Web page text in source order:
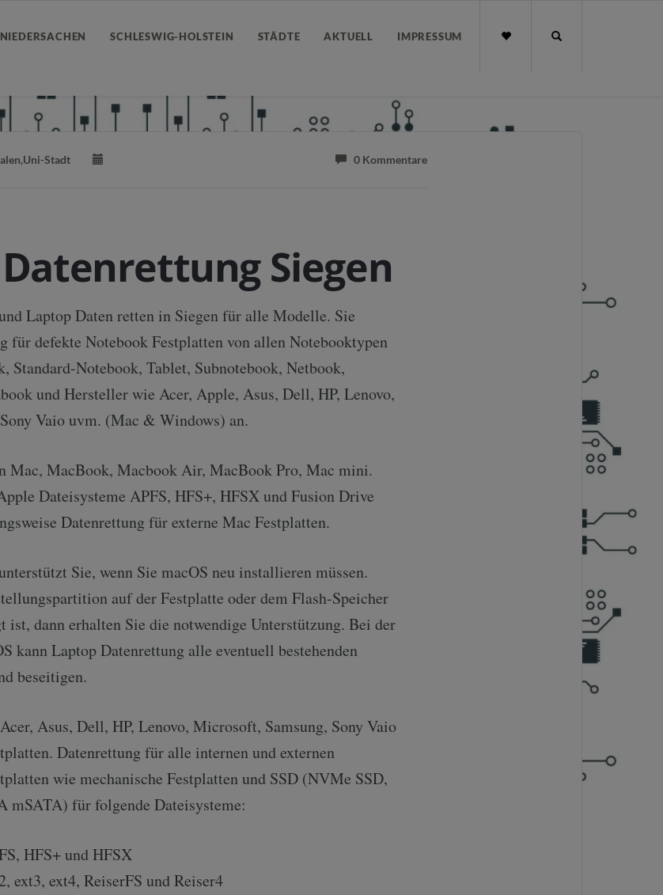
NIEDERSACHEN SCHLESWIG-HOLSTEIN STÄDTE AKTUELL IMPRESSUM
,Uni-Stadt 0 Kommentare
Siegen
Laptop Daten retten in Siegen für alle Modelle. Sie
für defekte Notebook Festplatten von allen Notebooktypen
Standard-Notebook, Tablet, Subnotebook, Netbook,
und Hersteller wie Acer, Apple, Asus, Dell, HP, Lenovo,
Vaio uvm. (Mac & Windows) an.
Mac, MacBook, Macbook Air, MacBook Pro, Mac mini.
Dateisysteme APFS, HFS+, HFSX und Fusion Drive
Datenrettung für externe Mac Festplatten.
Sie, wenn Sie macOS neu installieren müssen.
auf der Festplatte oder dem Flash-Speicher
ist, dann erhalten Sie die notwendige Unterstützung. Bei der
kann Laptop Datenrettung alle eventuell bestehenden
beseitigen.
Asus, Dell, HP, Lenovo, Microsoft, Samsung, Sony Vaio
Datenrettung für alle internen und externen
wie mechanische Festplatten und SSD (NVMe SSD,
mSATA) für folgende Dateisysteme:
HFS+ und HFSX
ext3, ext4, ReiserFS und Reiser4